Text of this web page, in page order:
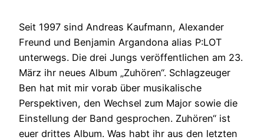
Seit 1997 sind Andreas Kaufmann, Alexander
Freund und Benjamin Argandona alias P:LOT
unterwegs. Die drei Jungs veröffentlichen am 23.
März ihr neues Album „Zuhören“. Schlagzeuger
Ben hat mit mir vorab über musikalische
Perspektiven, den Wechsel zum Major sowie die
Einstellung der Band gesprochen. Zuhören“ ist
euer drittes Album. Was habt ihr aus den letzten